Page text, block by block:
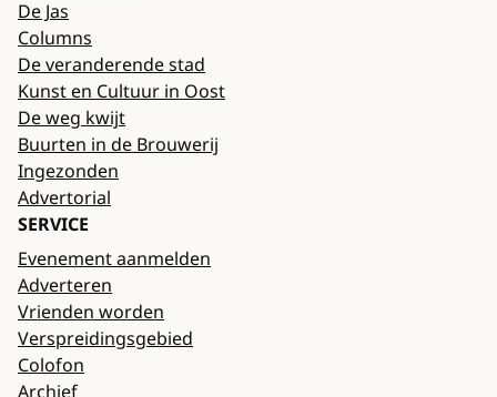
De Jas
Columns
De veranderende stad
Kunst en Cultuur in Oost
De weg kwijt
Buurten in de Brouwerij
Ingezonden
Advertorial
SERVICE
Evenement aanmelden
Adverteren
Vrienden worden
Verspreidingsgebied
Colofon
Archief